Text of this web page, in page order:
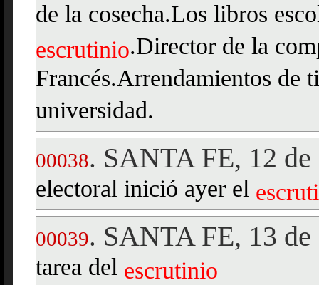
de la cosecha.Los libros
escrutinio.Director de la
Francés.Arrendamientos de
universidad.
00038. SANTA FE, 12 de
electoral inició ayer el
00039. SANTA FE, 13 de
tarea del escrutinio